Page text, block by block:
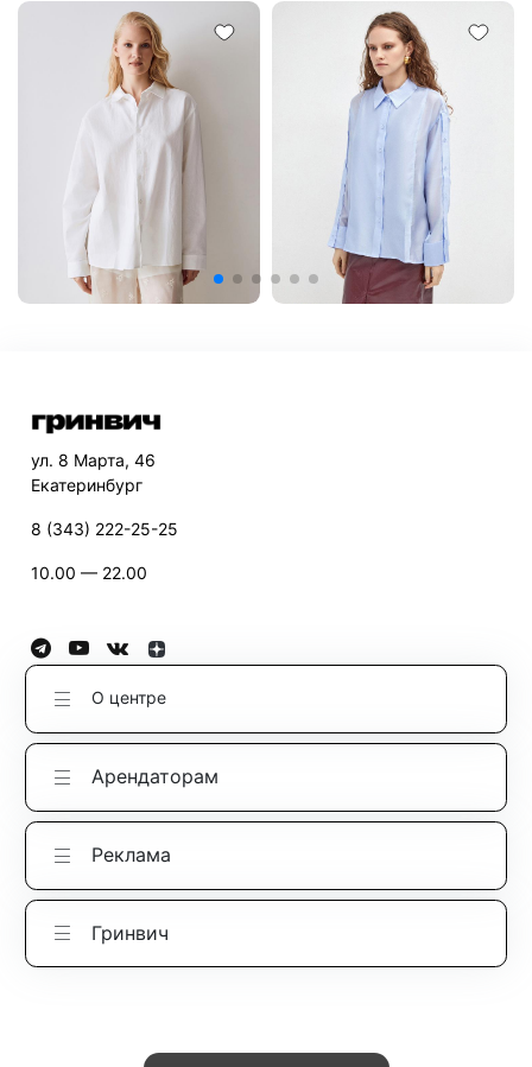
ул. 8 Марта, 46
Екатеринбург
8 (343) 222-25-25
10.00 — 22.00
О центре
Арендаторам
Реклама
Гринвич